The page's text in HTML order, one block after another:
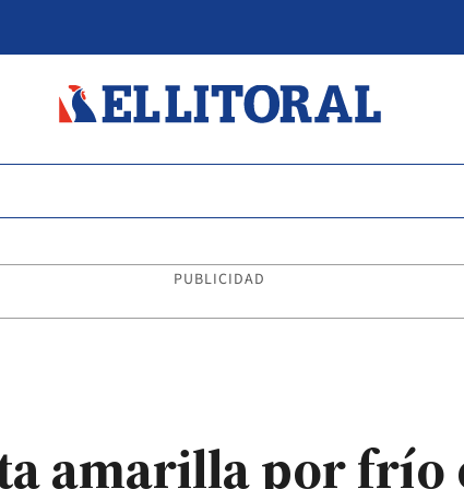
PUBLICIDAD
amarilla por frío